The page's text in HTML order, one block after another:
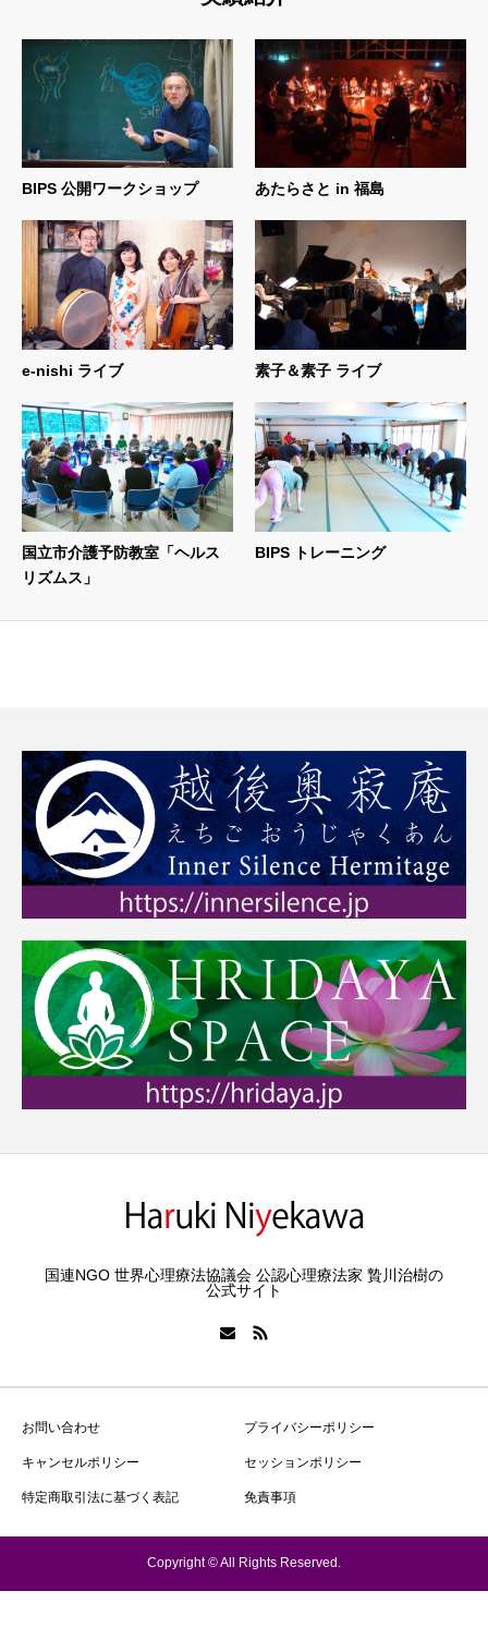
BIPS 公開ワークショップ あたらさと in 福島
e-nishi ライブ 素子＆素子 ライブ
国立市介護予防教室「ヘルス
リズムス」
BIPS トレーニング
国連NGO 世界心理療法協議会 公認心理療法家 贄川治樹の
公式サイト
お問い合わせ プライバシーポリシー
キャンセルポリシー セッションポリシー
特定商取引法に基づく表記 免責事項
Copyright © All Rights Reserved.